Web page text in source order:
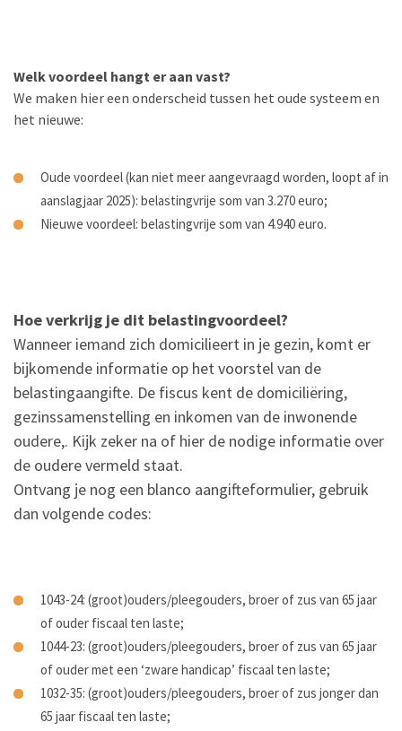
Welk voordeel hangt er aan vast?
We maken hier een onderscheid tussen het oude systeem en
het nieuwe:
Oude voordeel (kan niet meer aangevraagd worden, loopt af in
aanslagjaar 2025): belastingvrije som van 3.270 euro;
Nieuwe voordeel: belastingvrije som van 4.940 euro.
Hoe verkrijg je dit belastingvoordeel?
Wanneer iemand zich domicilieert in je gezin, komt er
bijkomende informatie op het voorstel van de
belastingaangifte. De fiscus kent de domiciliëring,
gezinssamenstelling en inkomen van de inwonende
oudere,. Kijk zeker na of hier de nodige informatie over
de oudere vermeld staat.
Ontvang je nog een blanco aangifteformulier, gebruik
dan volgende codes:
1043-24: (groot)ouders/pleegouders, broer of zus van 65 jaar
of ouder fiscaal ten laste;
1044-23: (groot)ouders/pleegouders, broer of zus van 65 jaar
of ouder met een ‘zware handicap’ fiscaal ten laste;
1032-35: (groot)ouders/pleegouders, broer of zus jonger dan
65 jaar fiscaal ten laste;